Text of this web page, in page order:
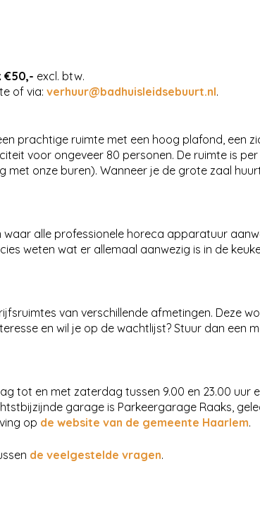
€50,- excl. btw.
of via: verhuur@badhuisleidsebuurt.nl.
prachtige ruimte met een hoog plafond, een
voor ongeveer 80 personen. De ruimte is
met onze buren). Wanneer je de grote zaal
waar alle professionele horeca apparatuur
weten wat er allemaal aanwezig is in de
van verschillende afmetingen. Deze
en wil je op de wachtlijst? Stuur dan een
tot en met zaterdag tussen 9.00 en 23.00 uur
garage is Parkeergarage Raaks,
op de website van de gemeente Haarlem.
de veelgestelde vragen.